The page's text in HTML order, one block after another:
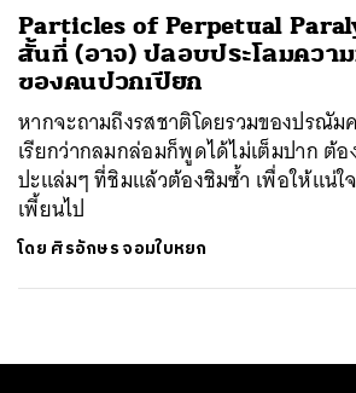
Particles of Perpetual
สั้นที่ (อาจ) ปลอบประโลมควา
ของคนปวกเปียก
หากจะถามถึงรสชาติโดยรวมของปรณัม
เรียกว่ากลมกล่อมก็พูดได้ไม่เต็มปาก ต้อ
ปะแล่มๆ ที่ชิมแล้วต้องชิมซ้ำ เพื่อให้แน่ใ
เพี้ยนไป
โดย ศิรอักษร จอมใบหยก